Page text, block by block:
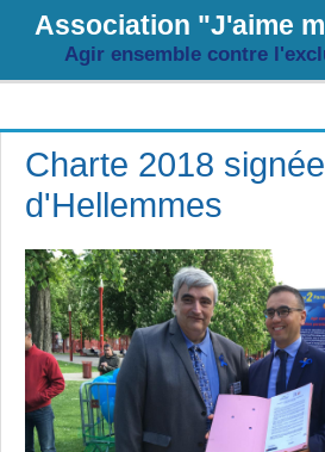
Association "J'aime
Agir ensemble contre
Page d'accueil
Agenda
Livre d'or
Album
Contact
Sondages
Blog
Charte 2018
d'Hellemmes